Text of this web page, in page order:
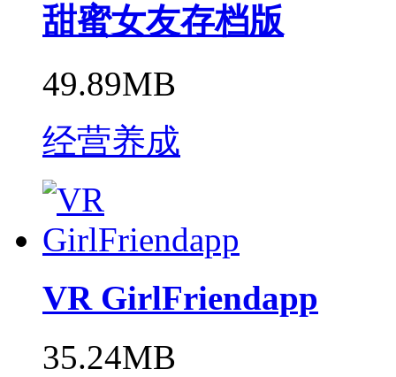
甜蜜女友存档版
49.89MB
经营养成
VR GirlFriendapp
35.24MB